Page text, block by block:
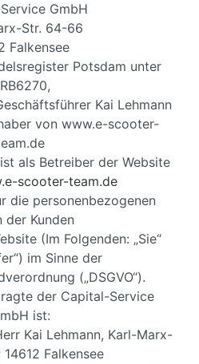
GmbH
Str. 64-66
Falkensee
Potsdam unter
Kai Lehmann
von www.e-scooter-
als Betreiber der Website
scooter-team.de
die personenbezogenen
der Kunden
(Im Folgenden: „Sie“
im Sinne der
(„DSGVO“).
der Capital-Service
ist:
Kai Lehmann, Karl-Marx-
Falkensee